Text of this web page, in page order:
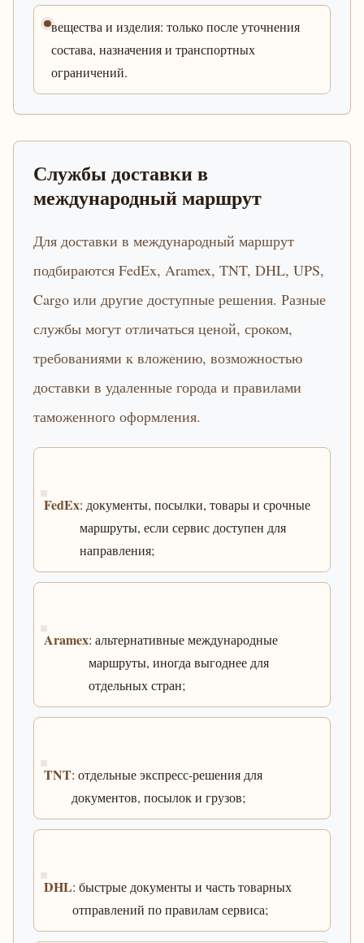
вещества и изделия: только после уточнения
состава, назначения и транспортных
ограничений.
Службы доставки в
международный маршрут
Для доставки в международный маршрут
подбираются FedEx, Aramex, TNT, DHL, UPS,
Cargo или другие доступные решения. Разные
службы могут отличаться ценой, сроком,
требованиями к вложению, возможностью
доставки в удаленные города и правилами
таможенного оформления.
FedEx: документы, посылки, товары и срочные
маршруты, если сервис доступен для
направления;
Aramex: альтернативные международные
маршруты, иногда выгоднее для
отдельных стран;
TNT: отдельные экспресс-решения для
документов, посылок и грузов;
DHL: быстрые документы и часть товарных
отправлений по правилам сервиса;